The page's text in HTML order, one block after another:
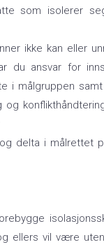
som isolerer
ikke kan eller
du ansvar for
i målgruppen
delta i målrettet
ellers vil være